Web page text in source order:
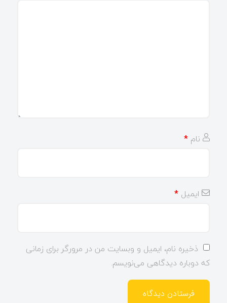
نام *
ایمیل *
ذخیره نام، ایمیل و وبسایت من در مرورگر برای زمانی
که دوباره دیدگاهی می‌نویسم.